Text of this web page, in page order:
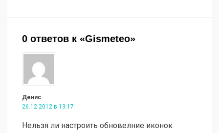
0 ответов к «Gismeteo»
Денис
26.12.2012 в 13:17
Нельзя ли настроить обновелние иконок